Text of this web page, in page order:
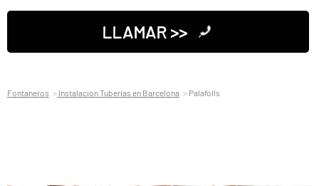
LLAMAR >>
Fontaneros Instalacion Tuberias en Barcelona Palafolls